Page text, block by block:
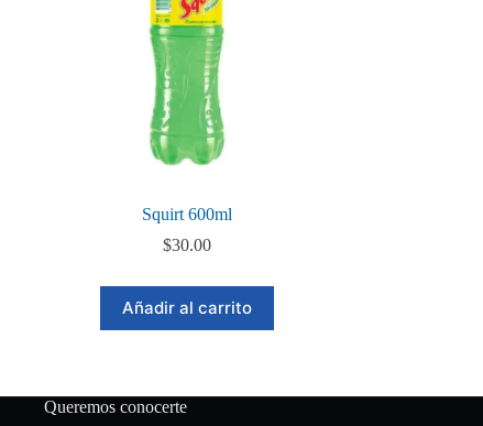
Squirt 600ml
$30.00
Añadir al carrito
Queremos conocerte